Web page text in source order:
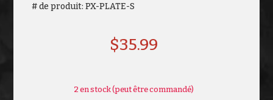
# de produit: PX-PLATE-S
$35.99
2 en stock (peut être commandé)